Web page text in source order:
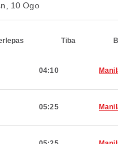
10 Ogo
Tiba
04:10
05:25